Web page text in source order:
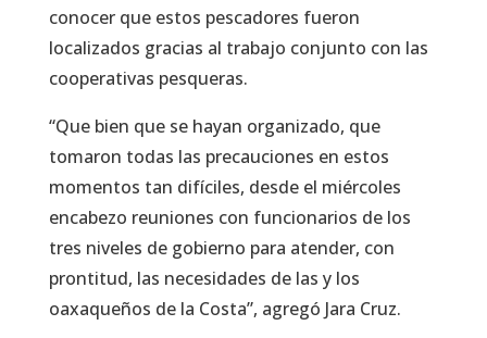
conocer que estos pescadores fueron
localizados gracias al trabajo conjunto con las
cooperativas pesqueras.
“Que bien que se hayan organizado, que
tomaron todas las precauciones en estos
momentos tan difíciles, desde el miércoles
encabezo reuniones con funcionarios de los
tres niveles de gobierno para atender, con
prontitud, las necesidades de las y los
oaxaqueños de la Costa”, agregó Jara Cruz.